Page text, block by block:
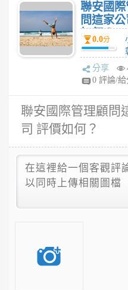
聯安國
問這家
如何？
0.0分
分享
0 評論/給
聯安國際管理顧問
司 評價如何？